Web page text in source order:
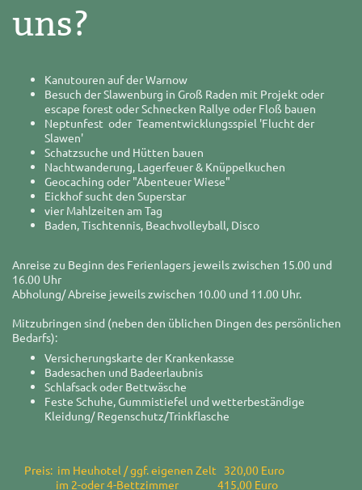
uns?
Kanutouren auf der Warnow
Besuch der Slawenburg in Groß Raden mit Projekt oder
escape forest oder Schnecken Rallye oder Floß bauen
Neptunfest oder Teamentwicklungsspiel 'Flucht der
Slawen'
Schatzsuche und Hütten bauen
Nachtwanderung, Lagerfeuer & Knüppelkuchen
Geocaching oder "Abenteuer Wiese"
Eickhof sucht den Superstar
vier Mahlzeiten am Tag
Baden, Tischtennis, Beachvolleyball, Disco
Anreise zu Beginn des Ferienlagers jeweils zwischen 15.00 und
16.00 Uhr
Abholung/ Abreise jeweils zwischen 10.00 und 11.00 Uhr.
Mitzubringen sind (neben den üblichen Dingen des persönlichen
Bedarfs):
Versicherungskarte der Krankenkasse
Badesachen und Badeerlaubnis
Schlafsack oder Bettwäsche
Feste Schuhe, Gummistiefel und wetterbeständige
Kleidung/ Regenschutz/Trinkflasche
Preis: im Heuhotel / ggf. eigenen Zelt 320,00 Euro
im 2-oder 4-Bettzimmer 415,00 Euro